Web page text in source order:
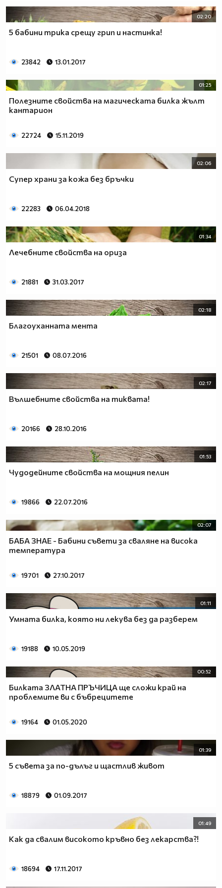
02:20
5 бабини трика срещу грип и настинка!
23842 13.01.2017
01:25
Полезните свойства на магическата билка жълт
кантарион
22724 15.11.2019
02:06
Супер храни за кожа без бръчки
22283 06.04.2018
01:34
Лечебните свойства на ориза
21881 31.03.2017
02:18
Благоуханната мента
21501 08.07.2016
02:17
Вълшебните свойства на тиквата!
20166 28.10.2016
01:53
Чудодейните свойства на мощния пелин
19866 22.07.2016
02:07
БАБА ЗНАЕ - Бабини съвети за сваляне на висока
температура
19701 27.10.2017
01:11
Умната билка, която ни лекува без да разберем
19188 10.05.2019
00:52
Билката ЗЛАТНА ПРЪЧИЦА ще сложи край на
проблемите ви с бъбрецитете
19164 01.05.2020
01:39
5 съвета за по-дълъг и щастлив живот
18879 01.09.2017
01:49
Как да свалим високото кръвно без лекарства?!
18694 17.11.2017